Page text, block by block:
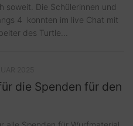
soweit. Die Schülerinnen und
4 konnten im live Chat mit
des Turtle...
die Spenden für den